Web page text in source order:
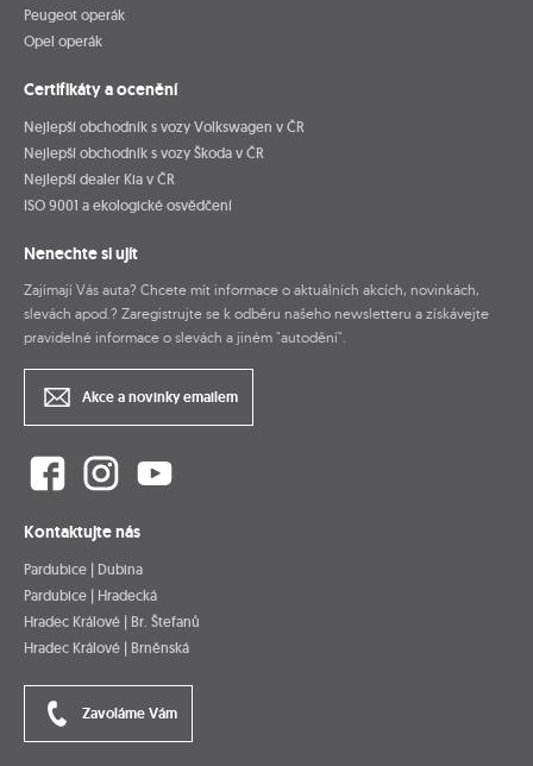
Peugeot operák
Opel operák
Certifikáty a ocenění
Nejlepší obchodník s vozy Volkswagen v ČR
Nejlepší obchodník s vozy Škoda v ČR
Nejlepší dealer Kia v ČR
ISO 9001 a ekologické osvědčení
Nenechte si ujít
Zajímají Vás auta? Chcete mít informace o aktuálních akcích, novinkách,
slevách apod.? Zaregistrujte se k odběru našeho newsletteru a získávejte
pravidelné informace o slevách a jiném "autodění".
Akce a novinky emailem
Kontaktujte nás
Pardubice | Dubina
Pardubice | Hradecká
Hradec Králové | Br. Štefanů
Hradec Králové | Brněnská
Zavoláme Vám